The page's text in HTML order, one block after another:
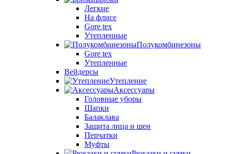
Легкие
На флисе
Gore tex
Утепленные
Полукомбинезоны
Gore tex
Утепленные
Вейдерсы
Утепление
Аксессуары
Головные уборы
Шапки
Балаклава
Защита лица и шеи
Перчатки
Муфты